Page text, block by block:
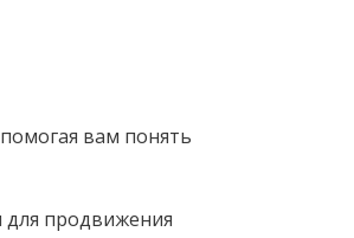
вам понять
продвижения